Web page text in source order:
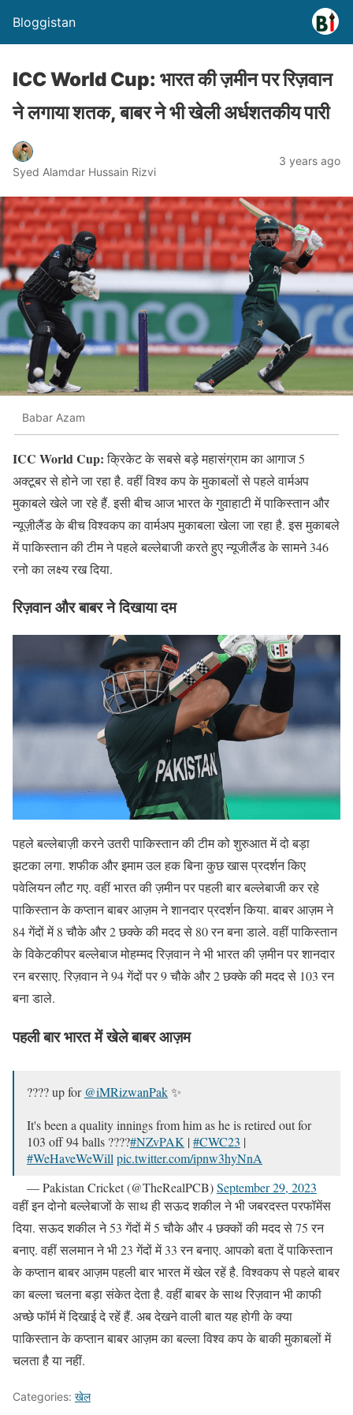
Bloggistan
ICC World Cup: भारत की ज़मीन पर रिज़वान
ने लगाया शतक, बाबर ने भी खेली अर्धशतकीय पारी
Syed Alamdar Hussain Rizvi
3 years ago
Babar Azam
ICC World Cup:क्रिकेट के सबसे बड़े महासंग्राम का आगाज 5
अक्टूबर से होने जा रहा है. वहीं विश्व कप के मुकाबलों से पहले वार्मअप
मुकाबले खेले जा रहे हैं. इसी बीच आज भारत के गुवाहाटी में पाकिस्तान और
न्यूज़ीलैंड के बीच विश्वकप का वार्मअप मुकाबला खेला जा रहा है. इस मुकाबले
में पाकिस्तान की टीम ने पहले बल्लेबाजी करते हुए न्यूजीलैंड के सामने 346
रनो का लक्ष्य रख दिया.
रिज़वान और बाबर ने दिखाया दम
पहले बल्लेबाज़ी करने उतरी पाकिस्तान की टीम को शुरुआत में दो बड़ा
झटका लगा. शफीक और इमाम उल हक बिना कुछ खास प्रदर्शन किए
पवेलियन लौट गए. वहीं भारत की ज़मीन पर पहली बार बल्लेबाजी कर रहे
पाकिस्तान के कप्तान बाबर आज़म ने शानदार प्रदर्शन किया. बाबर आज़म ने
84 गेंदों में 8 चौके और 2 छक्के की मदद से 80 रन बना डाले. वहीं पाकिस्तान
के विकेटकीपर बल्लेबाज मोहम्मद रिज़वान ने भी भारत की ज़मीन पर शानदार
रन बरसाए. रिज़वान ने 94 गेंदों पर 9 चौके और 2 छक्के की मदद से 103 रन
बना डाले.
पहली बार भारत में खेले बाबर आज़म
???? up for @iMRizwanPak✨
It's been a quality innings from him as he is retired out for
103 off 94 balls ????#NZvPAK | #CWC23 |
#WeHaveWeWill pic.twitter.com/ipnw3hyNnA
— Pakistan Cricket (@TheRealPCB)September 29, 2023
वहीं इन दोनो बल्लेबाजों के साथ ही सऊद शकील ने भी जबरदस्त परफॉमेंस
दिया. सऊद शकील ने 53 गेंदों में 5 चौके और 4 छक्कों की मदद से 75 रन
बनाए. वहीं सलमान ने भी 23 गेंदों में 33 रन बनाए. आपको बता दें पाकिस्तान
के कप्तान बाबर आज़म पहली बार भारत में खेल रहें है. विश्वकप से पहले बाबर
का बल्ला चलना बड़ा संकेत देता है. वहीं बाबर के साथ रिज़वान भी काफी
अच्छे फॉर्म में दिखाई दे रहें हैं. अब देखने वाली बात यह होगी के क्या
पाकिस्तान के कप्तान बाबर आज़म का बल्ला विश्व कप के बाकी मुकाबलों में
चलता है या नहीं.
Categories: खेल